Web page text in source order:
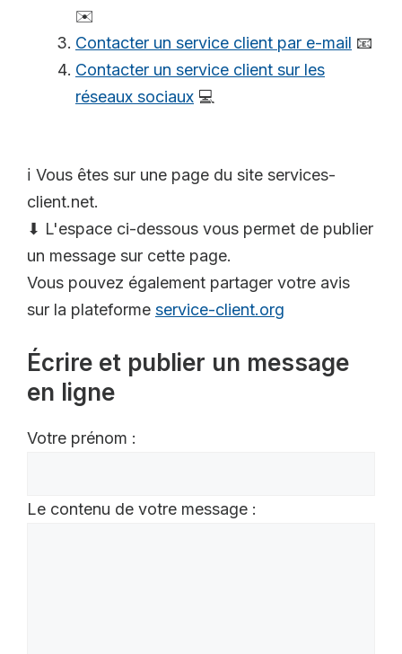
✉️
Contacter un service client par e-mail 📧
Contacter un service client sur les
réseaux sociaux 💻
ℹ️ Vous êtes sur une page du site services-
client.net.
⬇ L'espace ci-dessous vous permet de publier
un message sur cette page.
Vous pouvez également partager votre avis
sur la plateforme service-client.org
Écrire et publier un message
en ligne
Votre prénom :
Le contenu de votre message :